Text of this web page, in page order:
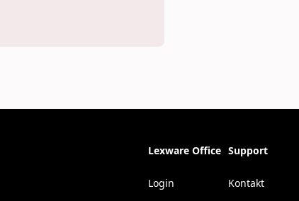
Lexware Office
Login
Support
Kontakt